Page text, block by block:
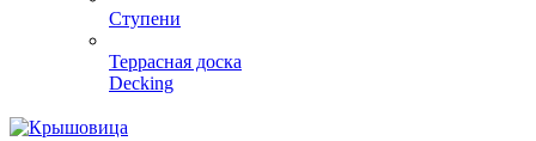
Ступени
Террасная доска
Decking